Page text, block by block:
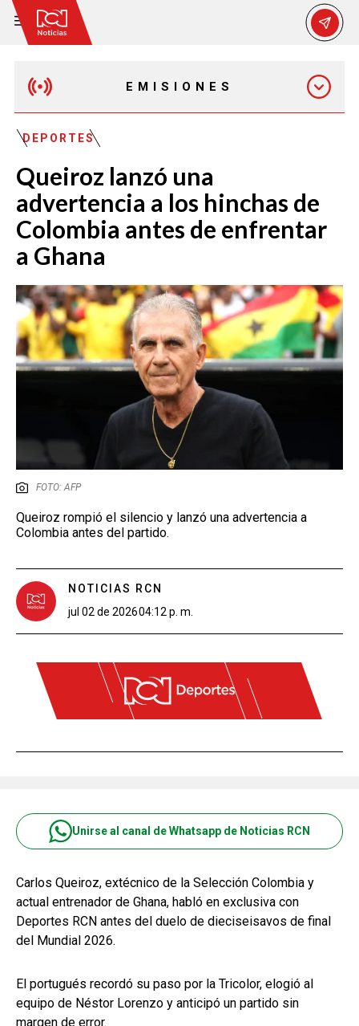
EMISIONES
EMISIÓN 7:00 PM
DEPORTES
Queiroz lanzó una
advertencia a los hinchas de
Colombia antes de enfrentar
a Ghana
FOTO: AFP
Queiroz rompió el silencio y lanzó una advertencia a
Colombia antes del partido.
NOTICIAS RCN
jul 02 de 202604:12 p. m.
Unirse al canal de Whatsapp de Noticias RCN
Carlos Queiroz, extécnico de la Selección Colombia y
actual entrenador de Ghana, habló en exclusiva con
Deportes RCN antes del duelo de dieciseisavos de final
del Mundial 2026.
El portugués recordó su paso por la Tricolor, elogió al
equipo de Néstor Lorenzo y anticipó un partido sin
margen de error.